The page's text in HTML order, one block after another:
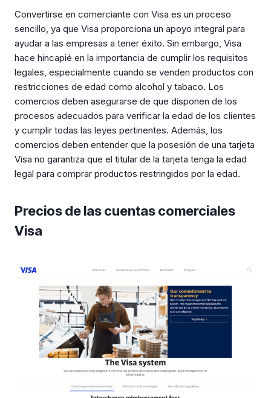
Convertirse en comerciante con Visa es un proceso
sencillo, ya que Visa proporciona un apoyo integral para
ayudar a las empresas a tener éxito. Sin embargo, Visa
hace hincapié en la importancia de cumplir los requisitos
legales, especialmente cuando se venden productos con
restricciones de edad como alcohol y tabaco. Los
comercios deben asegurarse de que disponen de los
procesos adecuados para verificar la edad de los clientes
y cumplir todas las leyes pertinentes. Además, los
comercios deben entender que la posesión de una tarjeta
Visa no garantiza que el titular de la tarjeta tenga la edad
legal para comprar productos restringidos por la edad.
Precios de las cuentas comerciales
Visa